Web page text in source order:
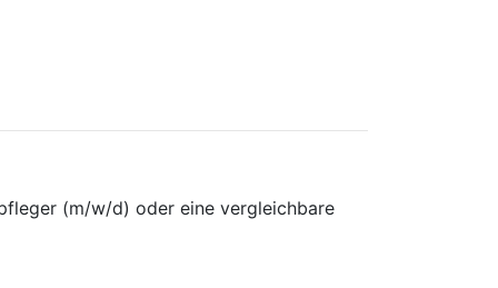
(m/w/d) oder eine vergleichbare